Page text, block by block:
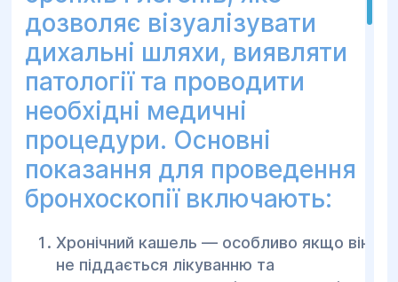
Зміни в звичному режимі випорожнень
– часті зміни, наприклад, чергування
запорів і діареї.
Підозра на рак товстої кишки – за
наявності факторів ризику (наприклад,
рак кишечника в родині, вікові зміни).
Інші шлунково-кишкові захворювання –
для оцінки стану при хворобі Крона,
виразковому коліті, дивертикуліті та
Поліпи в товстій кишці – для виявлення
дозволяє візуалізувати
дихальні шляхи, виявляти
патології та проводити
необхідні медичні
процедури. Основні
показання для проведення
бронхоскопії включають:
Хронічний кашель — особливо якщо він
не піддається лікуванню та